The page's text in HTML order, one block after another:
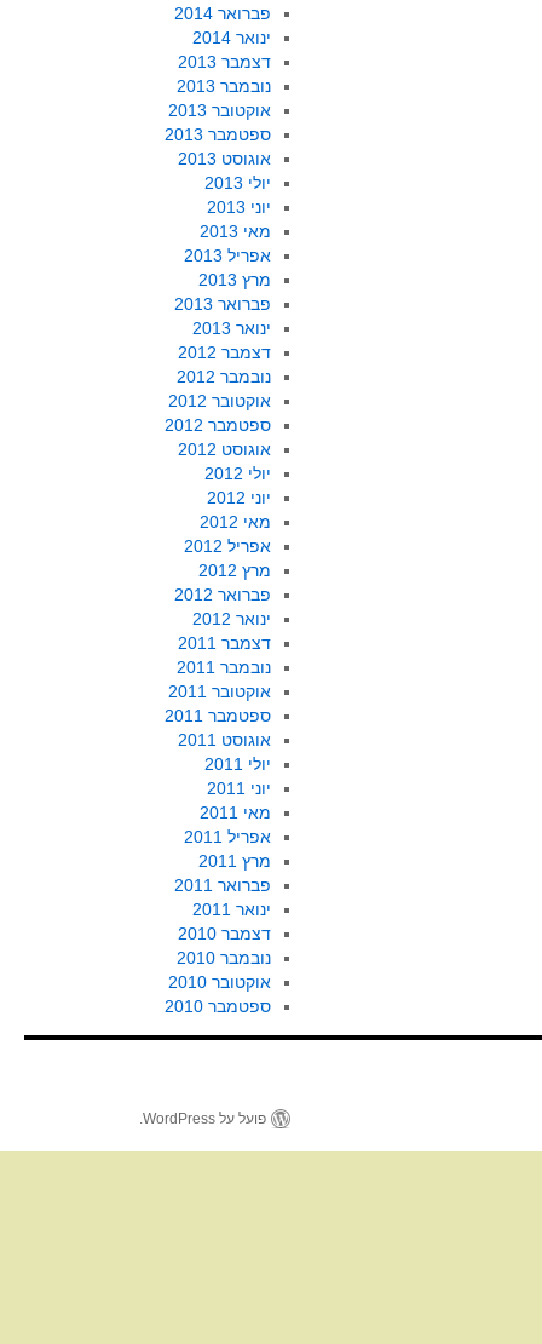
פברואר 2014
ינואר 2014
דצמבר 2013
נובמבר 2013
אוקטובר 2013
ספטמבר 2013
אוגוסט 2013
יולי 2013
יוני 2013
מאי 2013
אפריל 2013
מרץ 2013
פברואר 2013
ינואר 2013
דצמבר 2012
נובמבר 2012
אוקטובר 2012
ספטמבר 2012
אוגוסט 2012
יולי 2012
יוני 2012
מאי 2012
אפריל 2012
מרץ 2012
פברואר 2012
ינואר 2012
דצמבר 2011
נובמבר 2011
אוקטובר 2011
ספטמבר 2011
אוגוסט 2011
יולי 2011
יוני 2011
מאי 2011
אפריל 2011
מרץ 2011
פברואר 2011
ינואר 2011
דצמבר 2010
נובמבר 2010
אוקטובר 2010
ספטמבר 2010
פועל על WordPress.